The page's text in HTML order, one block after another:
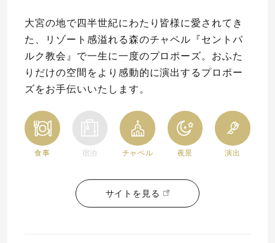
大宮の地で四半世紀にわたり皆様に愛されてき
た、リゾート感溢れる森のチャペル『セントパ
ルク教会』で一生に一度のプロポーズ。おふた
りだけの空間をより感動的に演出するプロポー
ズをお手伝いいたします。
食事 宿泊 チャペル 夜景 演出
サイトを見る